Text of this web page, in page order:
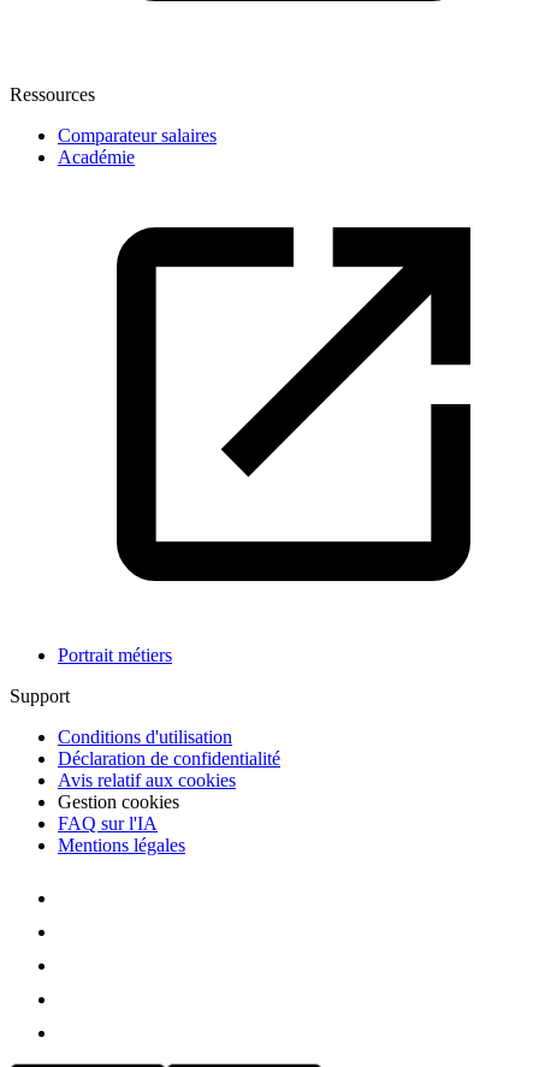
Ressources
Comparateur salaires
Académie
Portrait métiers
Support
Conditions d'utilisation
Déclaration de confidentialité
Avis relatif aux cookies
Gestion cookies
FAQ sur l'IA
Mentions légales